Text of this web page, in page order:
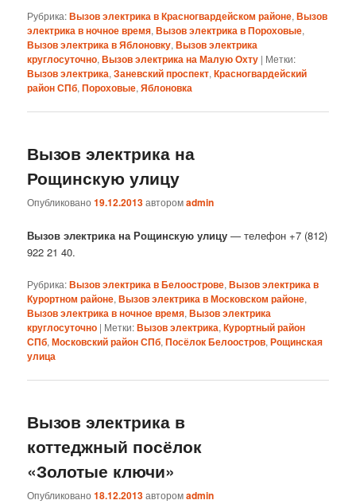
Рубрика:Вызов электрика в Красногвардейском районе,Вызов
электрика в ночное время,Вызов электрика в Пороховые,
Вызов электрика в Яблоновку,Вызов электрика
круглосуточно,Вызов электрика на Малую Охту | Метки:
Вызов электрика,Заневский проспект,Красногвардейский
район СПб,Пороховые,Яблоновка
Вызов электрика на
Рощинскую улицу
Опубликовано19.12.2013авторомadmin
Вызов электрика на Рощинскую улицу — телефон +7 (812)
922 21 40.
Рубрика:Вызов электрика в Белоострове,Вызов электрика в
Курортном районе,Вызов электрика в Московском районе,
Вызов электрика в ночное время,Вызов электрика
круглосуточно | Метки:Вызов электрика,Курортный район
СПб,Московский район СПб,Посёлок Белоостров,Рощинская
улица
Вызов электрика в
коттеджный посёлок
«Золотые ключи»
Опубликовано18.12.2013авторомadmin